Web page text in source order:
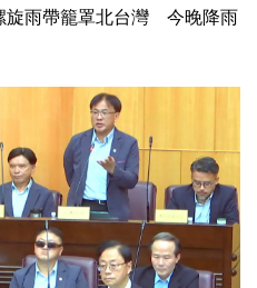
旋雨帶籠罩北台灣 今晚降雨